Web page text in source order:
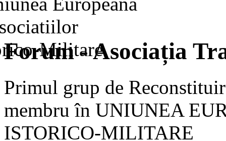
Forum - Asociația
Primul grup de
membru în UNIUNEA
ISTORICO-MILITARE